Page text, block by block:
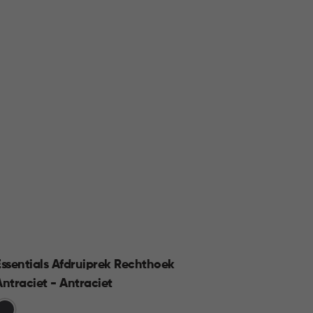
Afdruiprek Rechthoek
- Antraciet